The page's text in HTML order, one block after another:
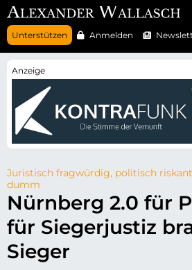
N
a
v
r
s
p
n
g
e
n
Unterstützen Anmelden
Juristisch fragwürdig, politisch
dumm
Nürnberg 2.0 für
für Siegerjustiz
Sieger